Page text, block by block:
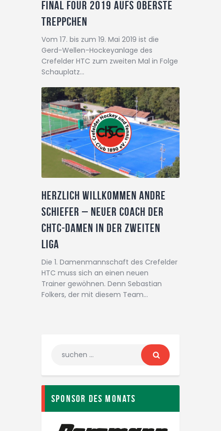
Final Four 2019 aufs oberste
Treppchen
Vom 17. bis zum 19. Mai 2019 ist die
Gerd-Wellen-Hockeyanlage des
Crefelder HTC zum zweiten Mal in Folge
Schauplatz…
Herzlich willkommen Andre
Schiefer – neuer Coach der
CHTC-Damen in der zweiten
Liga
Die 1. Damenmannschaft des Crefelder
HTC muss sich an einen neuen
Trainer gewöhnen. Denn Sebastian
Folkers, der mit diesem Team…
Sponsor des Monats